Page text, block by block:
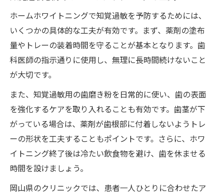
ホームホワイトニングで知覚過敏を予防するためには、
いくつかの具体的な工夫が有効です。まず、薬剤の塗布
量やトレーの装着時間を守ることが基本となります。歯
科医師の指示通りに使用し、無理に長時間続けないこと
が大切です。
また、知覚過敏用の歯磨き粉を日常的に使い、歯の表面
を強化するケアを取り入れることも有効です。歯茎が下
がっている場合は、薬剤が歯根部に付着しないようトレ
ーの形状を工夫することもポイントです。さらに、ホワ
イトニング終了後は冷たい飲食物を避け、歯を休ませる
時間を設けましょう。
岡山県のクリニックでは、患者一人ひとりに合わせたア